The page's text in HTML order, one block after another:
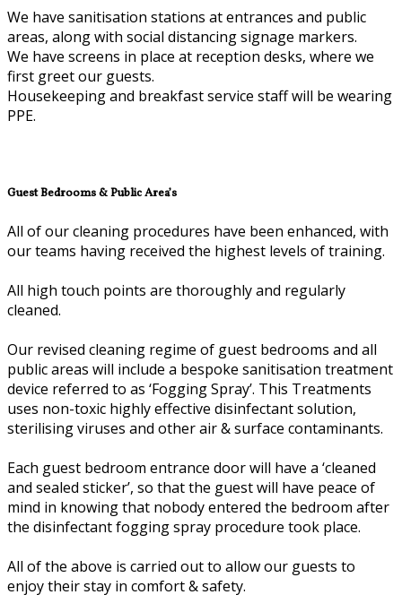
We have sanitisation stations at entrances and public
areas, along with social distancing signage markers.
We have screens in place at reception desks, where we
first greet our guests.
Housekeeping and breakfast service staff will be wearing
PPE.
Guest Bedrooms & Public Area’s
All of our cleaning procedures have been enhanced, with
our teams having received the highest levels of training.
All high touch points are thoroughly and regularly
cleaned.
Our revised cleaning regime of guest bedrooms and all
public areas will include a bespoke sanitisation treatment
device referred to as ‘Fogging Spray’. This Treatments
uses non-toxic highly effective disinfectant solution,
sterilising viruses and other air & surface contaminants.
Each guest bedroom entrance door will have a ‘cleaned
and sealed sticker’, so that the guest will have peace of
mind in knowing that nobody entered the bedroom after
the disinfectant fogging spray procedure took place.
All of the above is carried out to allow our guests to
enjoy their stay in comfort & safety.